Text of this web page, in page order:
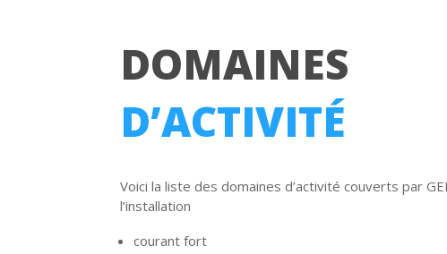
DOMAINES
D’ACTIVITÉ
Voici la liste des domaines d’activité couverts par
l’installation
courant fort